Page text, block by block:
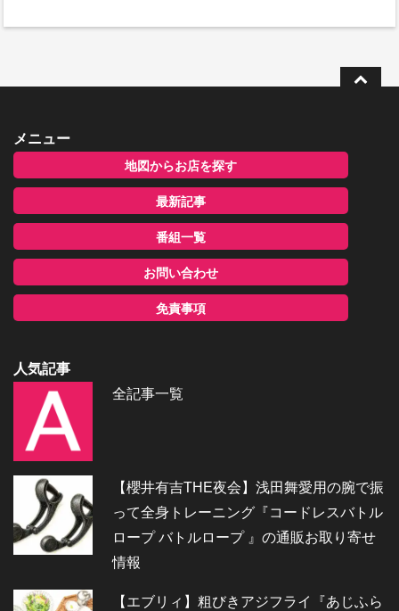
メニュー
地図からお店を探す
最新記事
番組一覧
お問い合わせ
免責事項
人気記事
全記事一覧
【櫻井有吉THE夜会】浅田舞愛用の腕で振
って全身トレーニング『コードレスバトル
ロープ バトルロープ 』の通販お取り寄せ
情報
【エブリィ】粗びきアジフライ『あじふら